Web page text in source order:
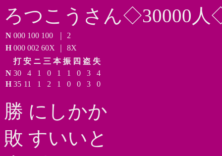
ろつこうさん◇30000人
N 000 100 100
2
H 000 002 60X
8X
打 安 ニ 三 本 振 四 盗 失
N 30 4 1 0 1 1 0 3
4
H 35 11 1 2 1 0 0 3 0
勝 にしかか
敗 すいいと